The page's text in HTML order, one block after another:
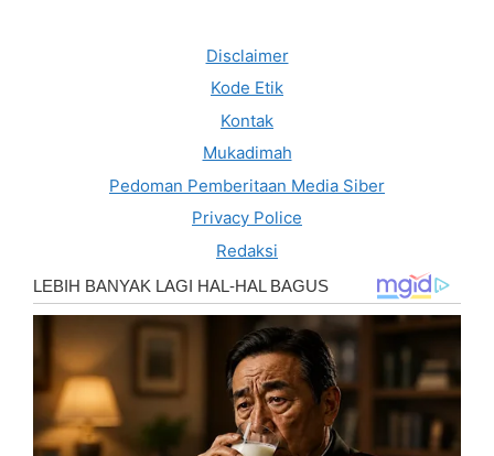
Disclaimer
Kode Etik
Kontak
Mukadimah
Pedoman Pemberitaan Media Siber
Privacy Police
Redaksi